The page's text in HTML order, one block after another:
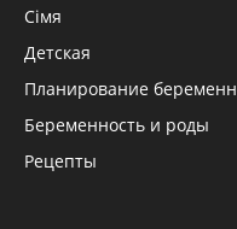
Сімя
Детская
Планирование
Беременность и роды
Рецепты